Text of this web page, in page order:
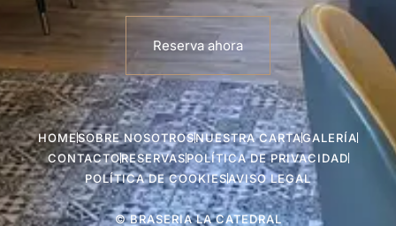
Reserva ahora
HOMESOBRE NOSOTROSNUESTRA CARTAGALERÍA
CONTACTORESERVASPOLÍTICA DE PRIVACIDAD
POLÍTICA DE COOKIESAVISO LEGAL
© BRASERIA LA CATEDRAL